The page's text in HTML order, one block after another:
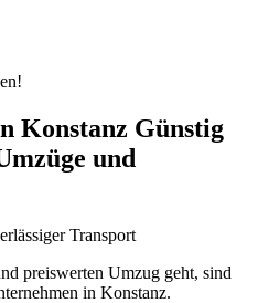
Konstanz Günstig
und
Transport
preiswerten Umzug geht, sind
in Konstanz.